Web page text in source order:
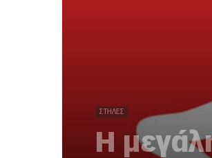
ΣΤΉΛΕΣ
Η